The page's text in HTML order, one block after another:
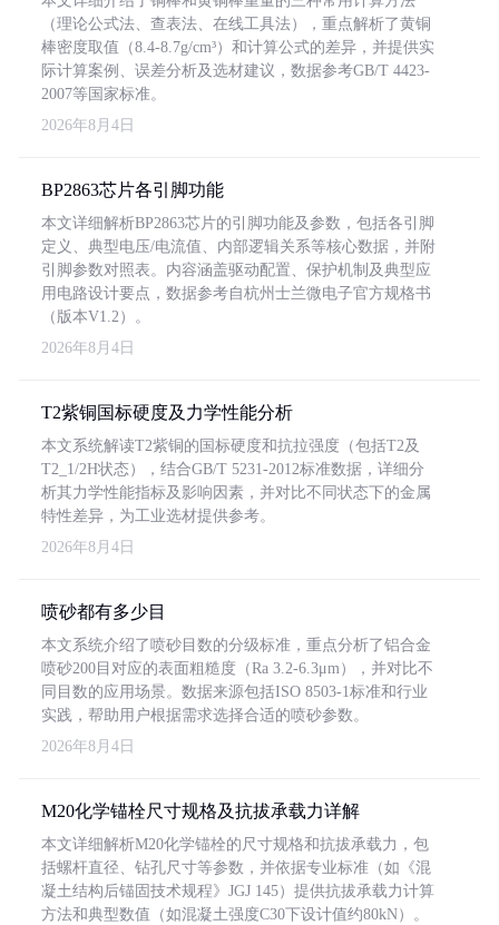
（理论公式法、查表法、在线工具法），重点解析了黄铜
棒密度取值（8.4-8.7g/cm³）和计算公式的差异，并提供实
际计算案例、误差分析及选材建议，数据参考GB/T 4423-
2007等国家标准。
2026年8月4日
BP2863芯片各引脚功能
本文详细解析BP2863芯片的引脚功能及参数，包括各引脚
定义、典型电压/电流值、内部逻辑关系等核心数据，并附
引脚参数对照表。内容涵盖驱动配置、保护机制及典型应
用电路设计要点，数据参考自杭州士兰微电子官方规格书
（版本V1.2）。
2026年8月4日
T2紫铜国标硬度及力学性能分析
本文系统解读T2紫铜的国标硬度和抗拉强度（包括T2及
T2_1/2H状态），结合GB/T 5231-2012标准数据，详细分
析其力学性能指标及影响因素，并对比不同状态下的金属
特性差异，为工业选材提供参考。
2026年8月4日
喷砂都有多少目
本文系统介绍了喷砂目数的分级标准，重点分析了铝合金
喷砂200目对应的表面粗糙度（Ra 3.2-6.3μm），并对比不
同目数的应用场景。数据来源包括ISO 8503-1标准和行业
实践，帮助用户根据需求选择合适的喷砂参数。
2026年8月4日
M20化学锚栓尺寸规格及抗拔承载力详解
本文详细解析M20化学锚栓的尺寸规格和抗拔承载力，包
括螺杆直径、钻孔尺寸等参数，并依据专业标准（如《混
凝土结构后锚固技术规程》JGJ 145）提供抗拔承载力计算
方法和典型数值（如混凝土强度C30下设计值约80kN）。